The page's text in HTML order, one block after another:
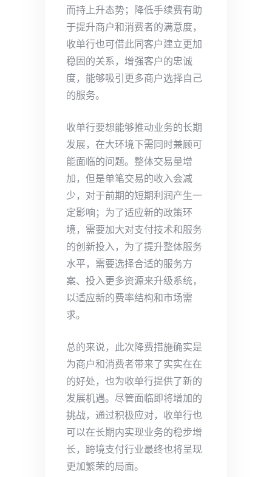
而持上升态势；降低手续费有助
于提升商户和消费者的满意度，
收单行也可借此同客户建立更加
稳固的关系，增强客户的忠诚
度，能够吸引更多商户选择自己
的服务。
收单行要想能够推动业务的长期
发展，在大环境下需同时兼顾可
能面临的问题。整体交易量增
加，但是单笔交易的收入会减
少，对于前期的短期利润产生一
定影响；为了适应新的政策环
境，需要加大对支付技术和服务
的创新投入，为了提升整体服务
水平，需要选择合适的服务方
案、投入更多资源来升级系统，
以适应新的费率结构和市场需
求。
总的来说，此次降费措施确实是
为商户和消费者带来了实实在在
的好处，也为收单行提供了新的
发展机遇。尽管面临即将增加的
挑战，通过积极应对，收单行也
可以在长期内实现业务的稳步增
长，跨境支付行业最终也将呈现
更加繁荣的局面。